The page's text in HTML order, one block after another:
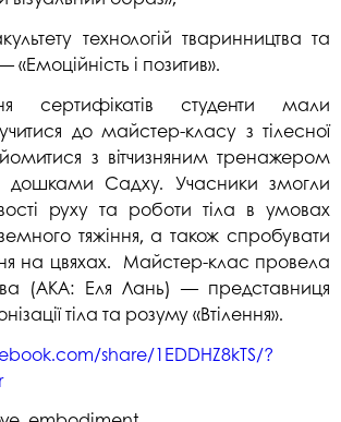
технологій тваринництва та
і позитив».
сертифікатів студенти мали
до майстер-класу з тілесної
з вітчизняним тренажером
Садху. Учасники змогли
руху та роботи тіла в умовах
тяжіння, а також спробувати
на цвяхах. Майстер-клас провела
(АКА: Еля Лань) — представниця
тіла та розуму «Втілення».
share/1EDDHZ8kTS/?